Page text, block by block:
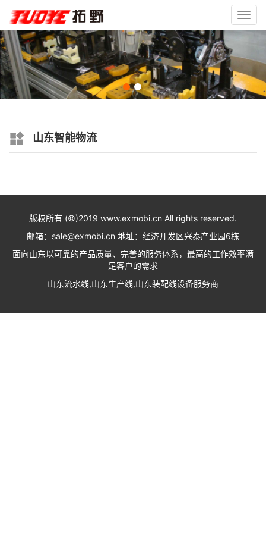
山东智能物流
版权所有 (©)2019 www.exmobi.cn All rights reserved.
邮箱：sale@exmobi.cn 地址：经济开发区兴泰产业园6栋
面向山东以可靠的产品质量、完善的服务体系，最高的工作效率满
足客户的需求
山东流水线,山东生产线,山东装配线设备服务商